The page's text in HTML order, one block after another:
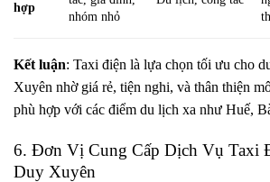
hợp
nhóm nhỏ
Kết luận: Taxi điện là lựa chọn tối ưu cho
Xuyên nhờ giá rẻ, tiện nghi, và thân thiện
phù hợp với các điểm du lịch xa như Huế,
6. Đơn Vị Cung Cấp Dịch Vụ Taxi
Duy Xuyên